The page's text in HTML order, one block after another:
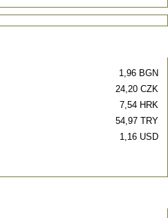
1,96 BGN
24,20 CZK
7,54 HRK
54,97 TRY
1,16 USD